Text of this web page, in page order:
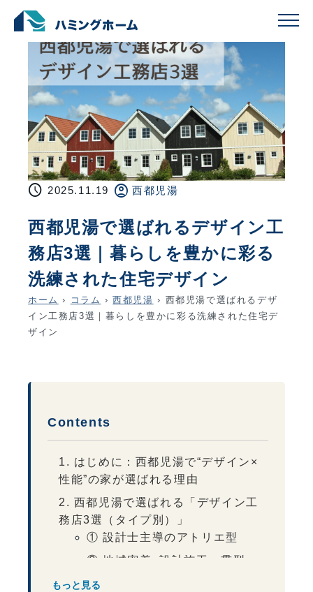
schedule 2025.11.19 account_circle 西都児湯
西都児湯で選ばれるデザイン工
務店3選｜暮らしを豊かに彩る
洗練された住宅デザイン
ホーム › コラム › 西都児湯 › 西都児湯で選ばれるデザ
イン工務店3選｜暮らしを豊かに彩る洗練された住宅デ
ザイン
Contents
1. はじめに：西都児湯で“デザイン×
性能”の家が選ばれる理由
2. 西都児湯で選ばれる「デザイン工
務店3選（タイプ別）」
① 設計士主導のアトリエ型
② 地域密着×設計施工一貫型
③ インテリア・造作特化型
もっと見る